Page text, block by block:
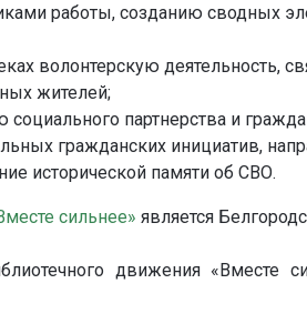
работы, созданию сводных
волонтерскую деятельность,
жителей;
социального партнерства и
гражданских инициатив,
исторической памяти об СВО.
сильнее» является
движения «Вместе